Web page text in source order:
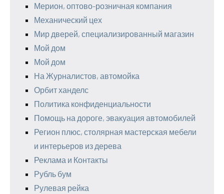
Мерион, оптово-розничная компания
Механический цех
Мир дверей, специализированный магазин
Мой дом
Мой дом
На Журналистов, автомойка
Орбит ханделс
Политика конфиденциальности
Помощь на дороге, эвакуация автомобилей
Регион плюс, столярная мастерская мебели
и интерьеров из дерева
Реклама и Контакты
Рубль бум
Рулевая рейка